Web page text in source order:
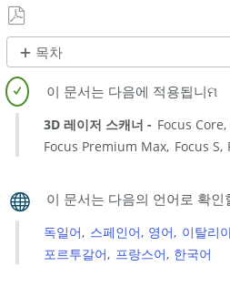
PDF
로
저
장
목차
강
이
려
3D 레이저 스캐너 Focus Core
Focus Premium Max Focus S
독일어 스페인어 영어 이탈리
포르투갈어 프랑스어 한국어